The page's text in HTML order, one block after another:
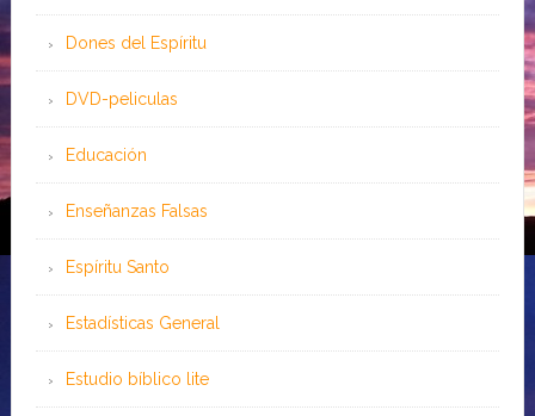
Dones del Espíritu
DVD-peliculas
Educación
Enseñanzas Falsas
Espíritu Santo
Estadísticas General
Estudio bíblico lite